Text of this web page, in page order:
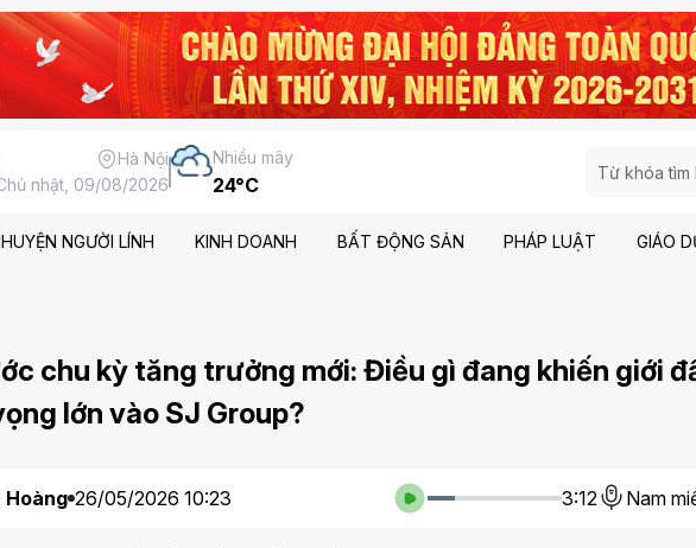
Hà Nội
nhật, 09/08/2026
Nhiều mây
24°C
NGƯỜI LÍNH KINH DOANH BẤT ĐỘNG SẢN PHÁP LUẬT GIÁO
chu kỳ tăng trưởng mới: Điều gì đang khiến giới
lớn vào SJ Group?
Hoàng 26/05/2026 10:23 3:12 Nam